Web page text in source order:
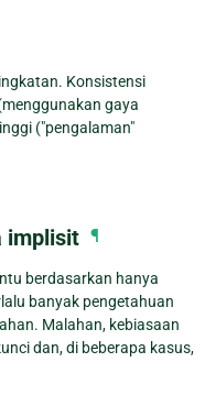
Konsistensi
gaya
("pengalaman"
implisit ¶
berdasarkan hanya
banyak pengetahuan
Malahan, kebiasaan
dan, di beberapa kasus,